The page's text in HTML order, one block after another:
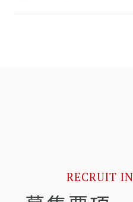
RECRUIT